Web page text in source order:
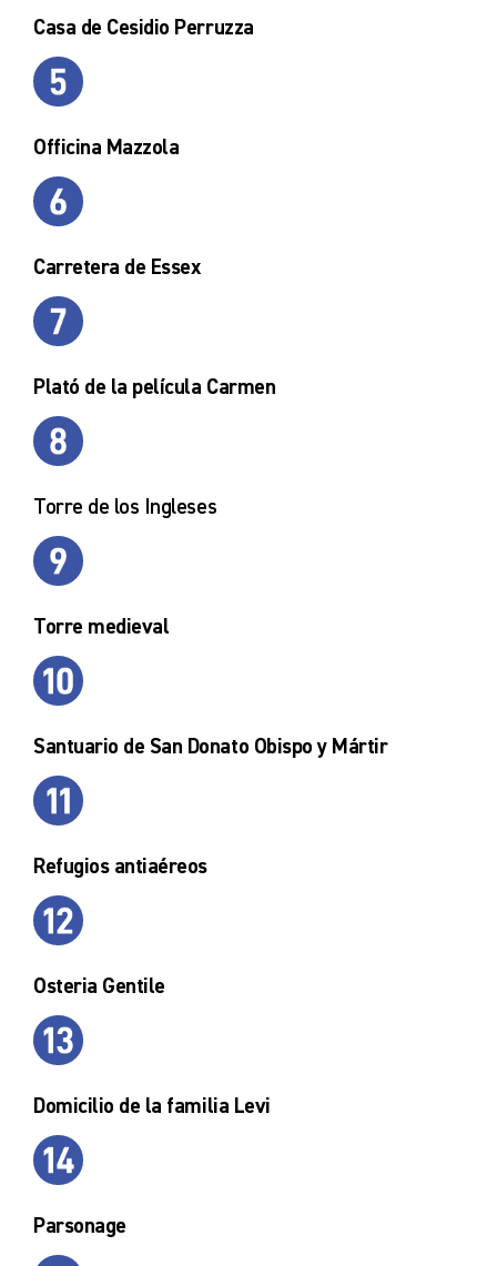
Casa de Cesidio Perruzza
Officina Mazzola
Carretera de Essex
Plató de la película Carmen
Torre de los Ingleses
Torre medieval
Santuario de San Donato Obispo y Mártir
Refugios antiaéreos
Osteria Gentile
Domicilio de la familia Levi
Parsonage